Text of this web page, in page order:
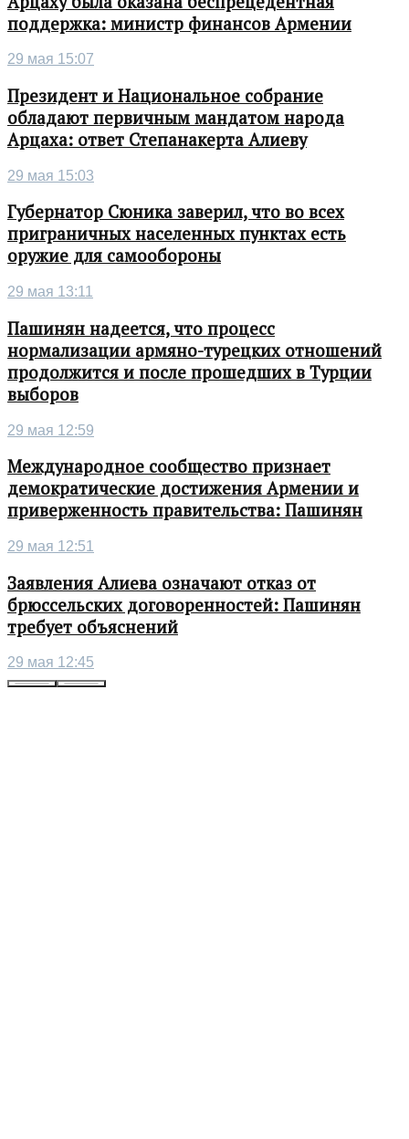
поддержка: министр финансов Армении
29 мая 15:07
Президент и Национальное собрание
обладают первичным мандатом народа
Арцаха: ответ Степанакерта Алиеву
29 мая 15:03
Губернатор Сюника заверил, что во всех
приграничных населенных пунктах есть
оружие для самообороны
29 мая 13:11
Пашинян надеется, что процесс
нормализации армяно-турецких отношений
продолжится и после прошедших в Турции
выборов
29 мая 12:59
Международное сообщество признает
демократические достижения Армении и
приверженность правительства: Пашинян
29 мая 12:51
Заявления Алиева означают отказ от
брюссельских договоренностей: Пашинян
требует объяснений
29 мая 12:45